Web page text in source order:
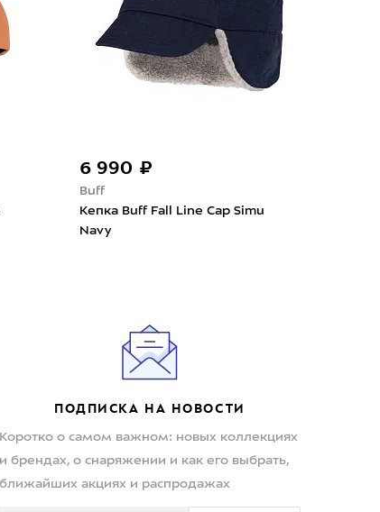
6 990 ₽
Buff
Кепка Buff Fall Line Cap Simu
Navy
ПОДПИСКА НА НОВОСТИ
Коротко о самом важном: новых коллекциях
и брендах, о снаряжении и как его выбрать,
ближайших акциях и распродажах